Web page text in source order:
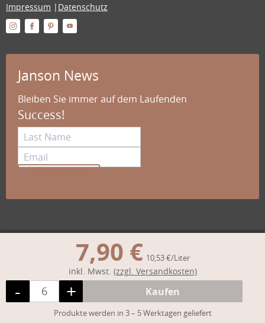
7,90 € 10,53 €/Liter
inkl. Mwst. (zzgl. Versandkosten)
-Weniger
Menge +Mehr Kaufen
Produkte werden in 3 – 5 Werktagen geliefert
Impressum | Datenschutz
Janson News
Bleiben Sie immer auf dem Laufenden
Success!